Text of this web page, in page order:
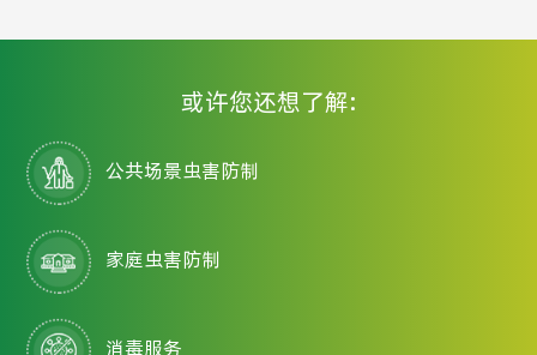
或许您还想了解:
公共场景虫害防制
家庭虫害防制
消毒服务